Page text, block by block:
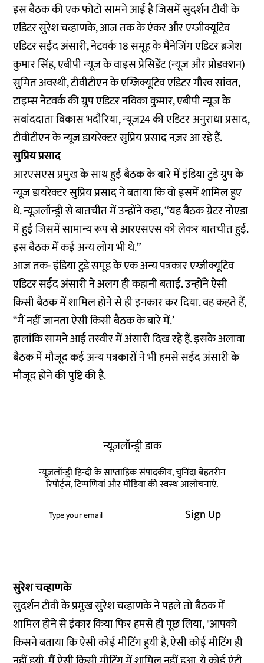
इस बैठक की एक फोटो सामने आई है जिसमें सुदर्शन टीवी के
एडिटर सुरेश चव्हाणके, आज तक के एंकर और एग्जीक्यूटिव
एडिटर सईद अंसारी, नेटवर्क 18 समूह के मैनेजिंग एडिटर ब्रजेश
कुमार सिंह, एबीपी न्यूज के वाइस प्रेसिडेंट (न्यूज और प्रोडक्शन)
सुमित अवस्थी, टीवीटीएन के एग्जिक्यूटिव एडिटर गौरव सांवत,
टाइम्स नेटवर्क की ग्रुप एडिटर नविका कुमार, एबीपी न्यूज के
सवांददाता विकास भदौरिया, न्यूज24 की एडिटर अनुराधा प्रसाद,
टीवीटीएन के न्यूज डायरेक्टर सुप्रिय प्रसाद नज़र आ रहे हैं.
सुप्रिय प्रसाद
आरएसएस प्रमुख के साथ हुई बैठक के बारे में इंडिया टुडे ग्रुप के
न्यूज डायरेक्टर सुप्रिय प्रसाद ने बताया कि वो इसमें शामिल हुए
थे. न्यूज़लॉन्ड्री से बातचीत में उन्होंने कहा, “यह बैठक ग्रेटर नोएडा
में हुई जिसमें सामान्य रूप से आरएसएस को लेकर बातचीत हुई.
इस बैठक में कई अन्य लोग भी थे.”
आज तक- इंडिया टुडे समूह के एक अन्य पत्रकार एग्जीक्यूटिव
एडिटर सईद अंसारी ने अलग ही कहानी बताई. उन्होंने ऐसी
किसी बैठक में शामिल होने से ही इनकार कर दिया. वह कहते हैं,
“मैं नहीं जानता ऐसी किसी बैठक के बारे में.’
हालांकि सामने आई तस्वीर में अंसारी दिख रहे हैं. इसके अलावा
बैठक में मौजूद कई अन्य पत्रकारों ने भी हमसे सईद अंसारी के
मौजूद होने की पुष्टि की है.
न्यूज़लॉन्ड्री डाक
न्यूज़लॉन्ड्री हिन्दी के साप्ताहिक संपादकीय, चुनिंदा बेहतरीन
रिपोर्ट्स, टिप्पणियां और मीडिया की स्वस्थ आलोचनाएं.
Sign Up
सुरेश चव्हाणके
सुदर्शन टीवी के प्रमुख सुरेश चव्हाणके ने पहले तो बैठक में
शामिल होने से इंकार किया फिर हमसे ही पूछ लिया, "आपको
किसने बताया कि ऐसी कोई मीटिंग हुयी है, ऐसी कोई मीटिंग ही